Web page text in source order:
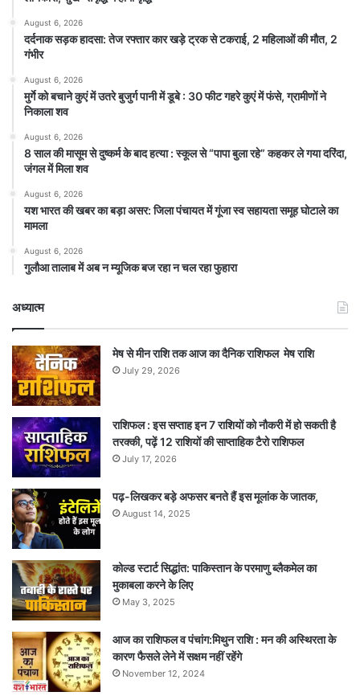
August 6, 2026
दर्दनाक सड़क हादसा: तेज रफ्तार कार खड़े ट्रक से टकराई, 2 महिलाओं की मौत, 2
गंभीर
August 6, 2026
मुर्गे को बचाने कुएं में उतरे बुजुर्ग पानी में डूबे : 30 फीट गहरे कुएं में फंसे, ग्रामीणों ने
निकाला शव
August 6, 2026
8 साल की मासूम से दुष्कर्म के बाद हत्या : स्कूल से “पापा बुला रहे” कहकर ले गया दरिंदा,
जंगल में मिला शव
August 6, 2026
यश भारत की खबर का बड़ा असर: जिला पंचायत में गूंजा स्व सहायता समूह घोटाले का
मामला
August 6, 2026
गुलौआ तालाब में अब न म्यूजिक बज रहा न चल रहा फुहारा
अध्यात्म
मेष से मीन राशि तक आज का दैनिक राशिफल मेष राशि
July 29, 2026
राशिफल : इस सप्ताह इन 7 राशियों को नौकरी में हो सकती है
तरक्की, पढ़ें 12 राशियों की साप्ताहिक टैरो राशिफल
July 17, 2026
पढ़-लिखकर बड़े अफसर बनते हैं इस मूलांक के जातक,
August 14, 2025
कोल्ड स्टार्ट सिद्धांत: पाकिस्तान के परमाणु ब्लैकमेल का
मुकाबला करने के लिए
May 3, 2025
आज का राशिफल व पंचांग:मिथुन राशि : मन की अस्थिरता के
कारण फैसले लेने में सक्षम नहीं रहेंगे
November 12, 2024